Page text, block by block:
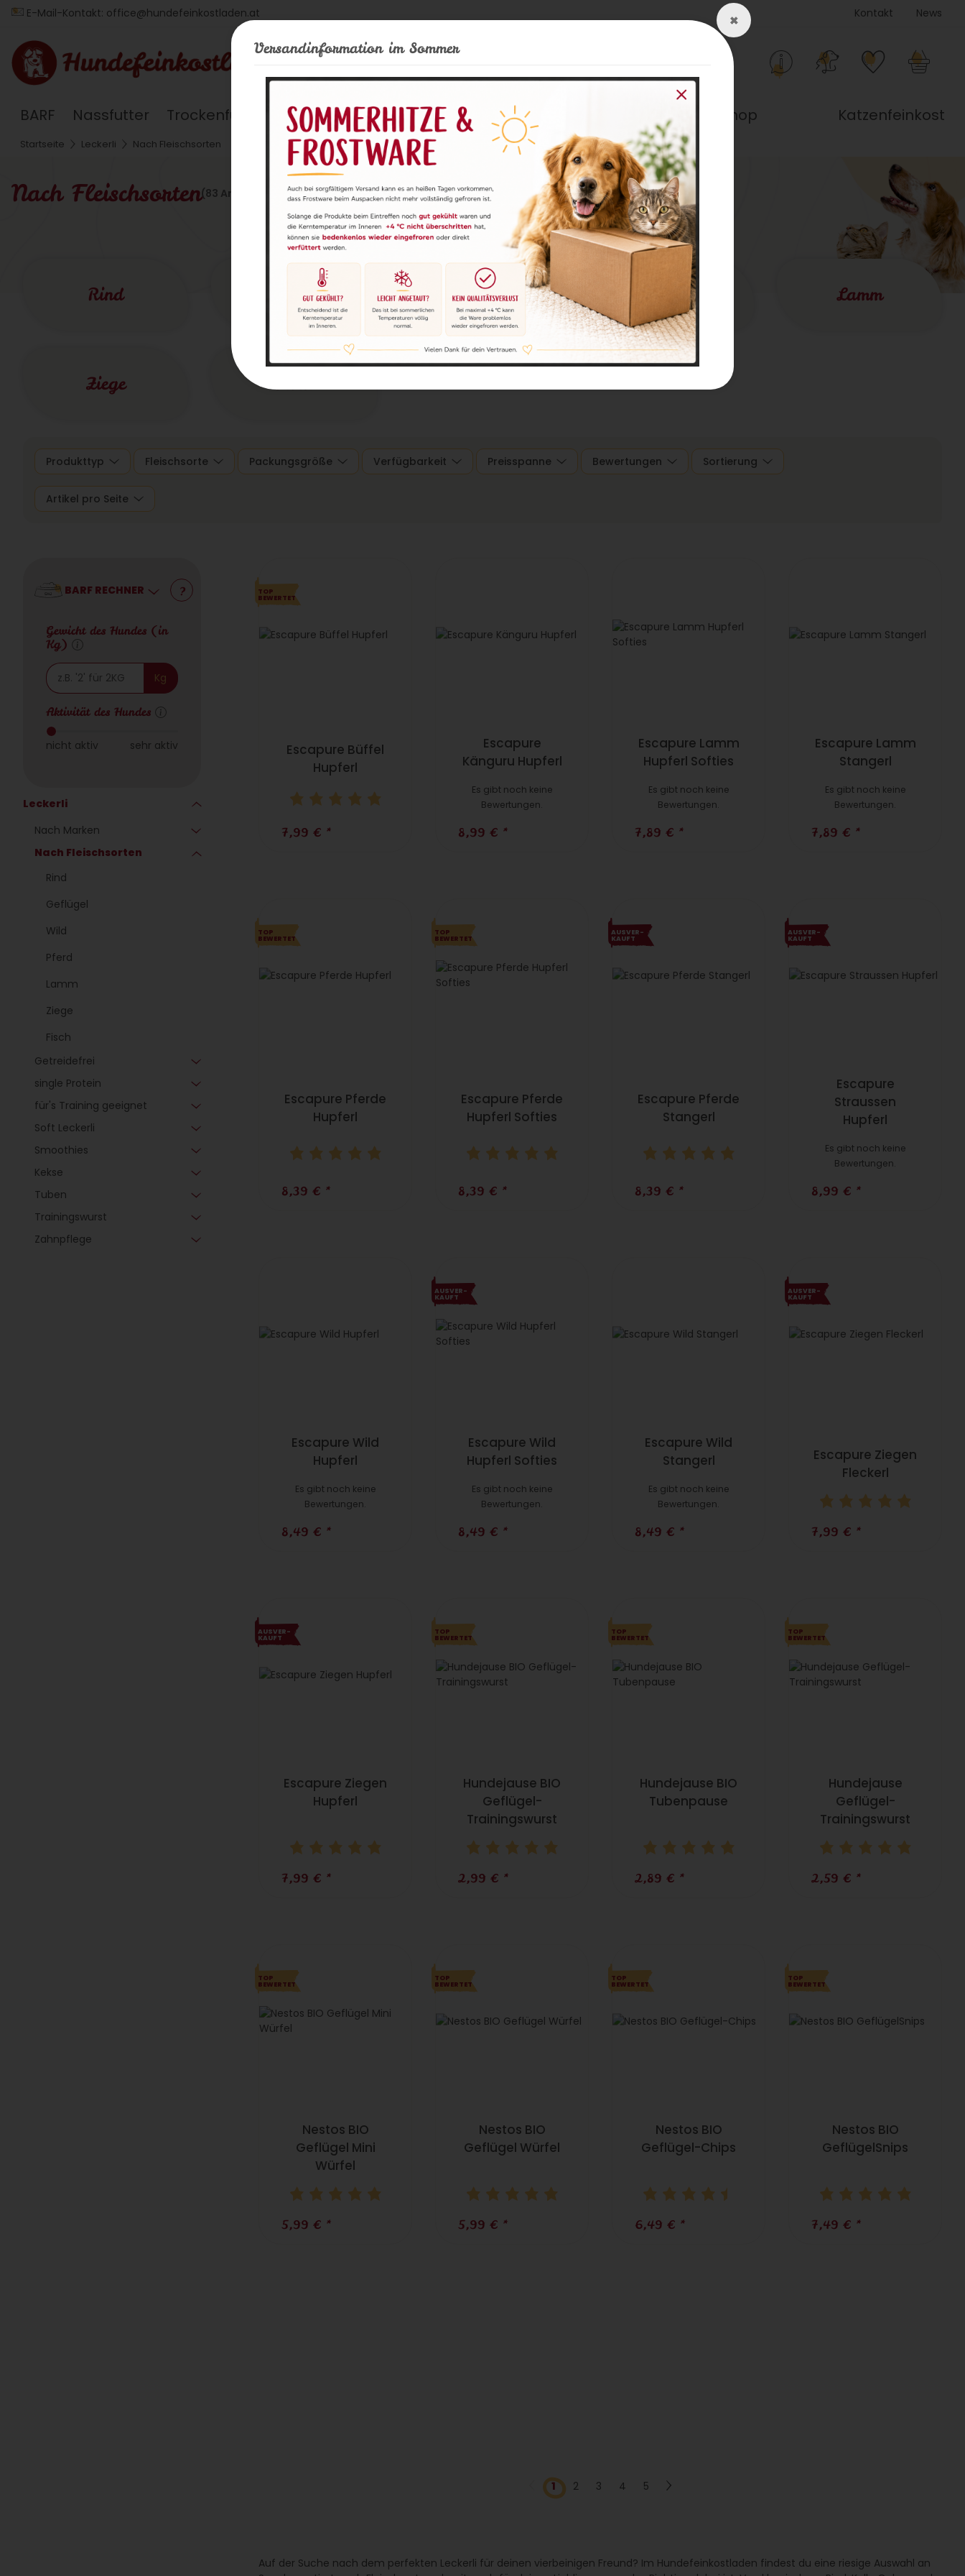
Kontakt News
E-Mail-Kontakt: office@hundefeinkostladen.at
BARF Nassfutter Trockenfutter Ergänzungen Kauartikel Leckerli Online Workshop Katzenfeinkost
Startseite Leckerli Nach Fleischsorten
Nach Fleischsorten(83 Artikel)
Rind Geflügel Wild Pferd Lamm
Ziege Fisch
Produkttyp Fleischsorte Packungsgröße Verfügbarkeit Preisspanne Bewertungen Sortierung
Artikel pro Seite
TOP
BEWERTET
Escapure Büffel
Hupferl
7,99 € *
Escapure
Känguru Hupferl
Es gibt noch keine
Bewertungen.
8,99 € *
Escapure Lamm
Hupferl Softies
Es gibt noch keine
Bewertungen.
7,89 € *
Escapure Lamm
Stangerl
Es gibt noch keine
Bewertungen.
7,89 € *
TOP
BEWERTET
Escapure Pferde
Hupferl
8,39 € *
TOP
BEWERTET
Escapure Pferde
Hupferl Softies
8,39 € *
AUS­VER­
KAUFT
Escapure Pferde
Stangerl
8,39 € *
AUS­VER­
KAUFT
Escapure
Straussen
Hupferl
Es gibt noch keine
Bewertungen.
8,99 € *
Escapure Wild
Hupferl
Es gibt noch keine
Bewertungen.
8,49 € *
AUS­VER­
KAUFT
Escapure Wild
Hupferl Softies
Es gibt noch keine
Bewertungen.
8,49 € *
Escapure Wild
Stangerl
Es gibt noch keine
Bewertungen.
8,49 € *
AUS­VER­
KAUFT
Escapure Ziegen
Fleckerl
7,99 € *
AUS­VER­
KAUFT
Escapure Ziegen
Hupferl
7,99 € *
TOP
BEWERTET
Hundejause BIO
Geflügel-
Trainingswurst
2,99 € *
TOP
BEWERTET
Hundejause BIO
Tubenpause
2,89 € *
TOP
BEWERTET
Hundejause
Geflügel-
Trainingswurst
2,59 € *
TOP
BEWERTET
Nestos BIO
Geflügel Mini
Würfel
5,99 € *
TOP
BEWERTET
Nestos BIO
Geflügel Würfel
5,99 € *
TOP
BEWERTET
Nestos BIO
Geflügel-Chips
6,49 € *
TOP
BEWERTET
Nestos BIO
GeflügelSnips
7,49 € *
1 2 3 4 5
Auf der Suche nach dem perfekten Leckerli für deinen vierbeinigen Freund? Im Hundefeinkostladen findest du eine riesige Auswahl an
BARF RECHNER ?
Gewicht des Hundes (in
Kg)
Kg
Aktivität des Hundes
nicht aktiv sehr aktiv
Leckerli
Nach Marken
Nach Fleischsorten
Rind
Geflügel
Wild
Pferd
Lamm
Ziege
Fisch
Getreidefrei
single Protein
für's Training geeignet
Soft Leckerli
Smoothies
Kekse
Tuben
Trainingswurst
Zahnpflege
×
Versandinformation im Sommer